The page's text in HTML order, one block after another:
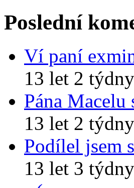
Poslední
Ví paní
13 let 2
Pána
13 let 2
Podílel jsem
13 let 3